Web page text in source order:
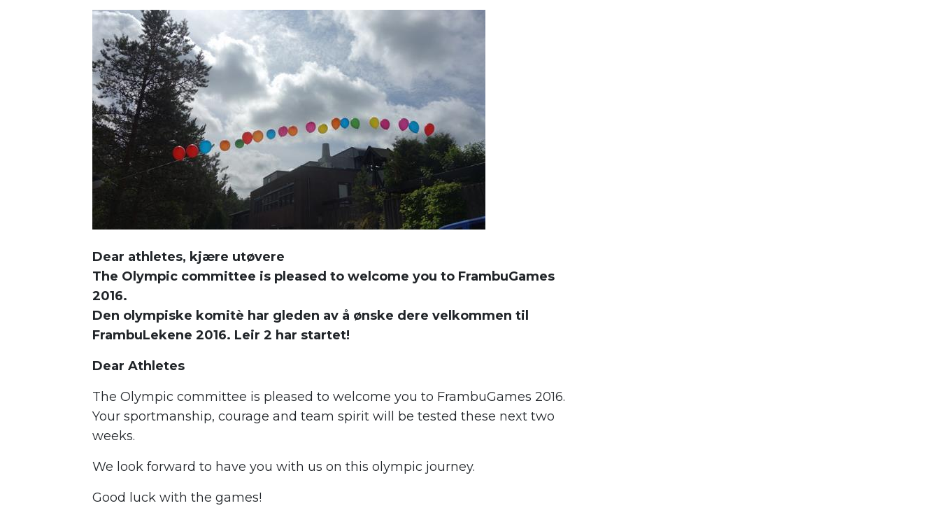
Dear athletes, kjære utøvere
The Olympic committee is pleased to welcome you to FrambuGames
2016.
Den olympiske komitè har gleden av å ønske dere velkommen til
FrambuLekene 2016. Leir 2 har startet!
Dear Athletes
The Olympic committee is pleased to welcome you to FrambuGames 2016.
Your sportmanship, courage and team spirit will be tested these next two
weeks.
We look forward to have you with us on this olympic journey.
Good luck with the games!